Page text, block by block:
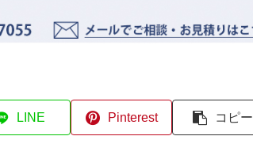
LINE Pinterest コピー